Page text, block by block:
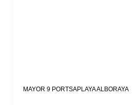
MAYOR 9 PORTSAPLAYA ALBORAYA